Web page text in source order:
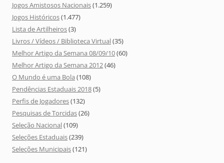
Jogos Amistosos Nacionais(1.259)
Jogos Históricos(1.477)
Lista de Artilheiros(3)
Livros / Vídeos / Biblioteca Virtual(35)
Melhor Artigo da Semana 08/09/10(60)
Melhor Artigo da Semana 2012(46)
O Mundo é uma Bola (108)
Pendências Estaduais 2018(5)
Perfis de Jogadores(132)
Pesquisas de Torcidas(26)
Seleção Nacional(109)
Seleções Estaduais(239)
Seleções Municipais(121)